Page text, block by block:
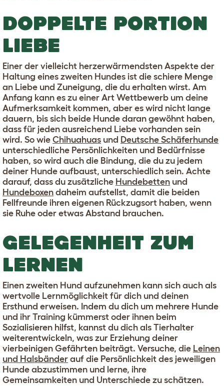
DOPPELTE PORTION
LIEBE
Einer der vielleicht herzerwärmendsten Aspekte der
Haltung eines zweiten Hundes ist die schiere Menge
an Liebe und Zuneigung, die du erhalten wirst. Am
Anfang kann es zu einer Art Wettbewerb um deine
Aufmerksamkeit kommen, aber es wird nicht lange
dauern, bis sich beide Hunde daran gewöhnt haben,
dass für jeden ausreichend Liebe vorhanden sein
wird. So wie Chihuahuas und Deutsche Schäferhunde
unterschiedliche Persönlichkeiten und Bedürfnisse
haben, so wird auch die Bindung, die du zu jedem
deiner Hunde aufbaust, unterschiedlich sein. Achte
darauf, dass du zusätzliche Hundebetten und
Hundeboxen daheim aufstellst, damit die beiden
Fellfreunde ihren eigenen Rückzugsort haben, wenn
sie Ruhe oder etwas Abstand brauchen.
GELEGENHEIT ZUM
LERNEN
Einen zweiten Hund aufzunehmen kann sich auch als
wertvolle Lernmöglichkeit für dich und deinen
Ersthund erweisen. Indem du dich um mehrere Hunde
und ihr Training kümmerst oder ihnen beim
Sozialisieren hilfst, kannst du dich als Tierhalter
weiterentwickeln, was zur Erziehung deiner
vierbeinigen Gefährten beiträgt. Versuche, die Leinen
und Halsbänder auf die Persönlichkeit des jeweiligen
Hunde abzustimmen und lerne, ihre
Gemeinsamkeiten und Unterschiede zu schätzen.